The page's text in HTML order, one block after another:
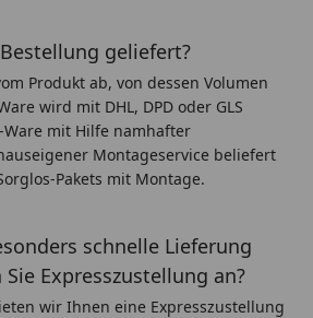
geliefert?
Produkt ab, von dessen Volumen
wird mit DHL, DPD oder GLS
mit Hilfe namhafter
Montageservice beliefert
Pakets mit Montage.
schnelle Lieferung
Expresszustellung an?
wir Ihnen eine Expresszustellung